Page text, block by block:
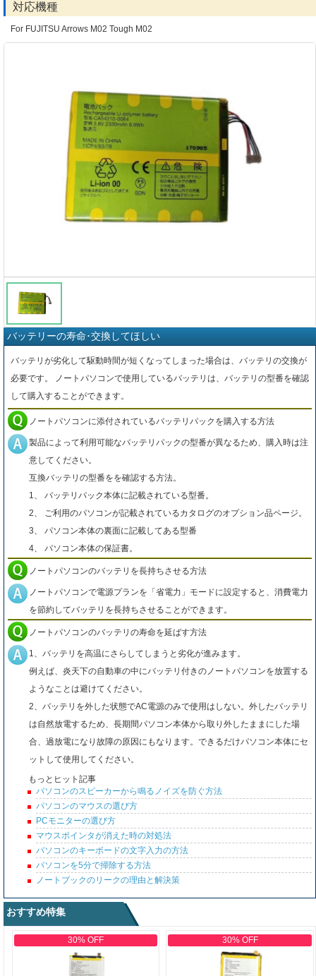
対応機種
For FUJITSU Arrows M02 Tough M02
バッテリーの寿命･交換してほしい
バッテリが劣化して駆動時間が短くなってしまった場合は、バッテリの交換が
必要です。 ノートパソコンで使用しているバッテリは、バッテリの型番を確認
して購入することができます。
ノートパソコンに添付されているバッテリパックを購入する方法
製品によって利用可能なバッテリパックの型番が異なるため、購入時は注
意してください。
互換バッテリの型番をを確認する方法。
1、 バッテリパック本体に記載されている型番。
2、 ご利用のパソコンが記載されているカタログのオプション品ページ。
3、 パソコン本体の裏面に記載してある型番
4、 パソコン本体の保証書。
ノートパソコンのバッテリを長持ちさせる方法
ノートパソコンで電源プランを「省電力」モードに設定すると、消費電力
を節約してバッテリを長持ちさせることができます。
ノートパソコンのバッテリの寿命を延ばす方法
1、バッテリを高温にさらしてしまうと劣化が進みます。
例えば、炎天下の自動車の中にバッテリ付きのノートパソコンを放置する
ようなことは避けてください。
2、バッテリを外した状態でAC電源のみで使用はしない。外したバッテリ
は自然放電するため、長期間パソコン本体から取り外したままにした場
合、過放電になり故障の原因にもなります。できるだけパソコン本体にセ
ットして使用してください。
もっとヒット記事
パソコンのスピーカーから鳴るノイズを防ぐ方法
パソコンのマウスの選び方
PCモニターの選び方
マウスポインタが消えた時の対処法
パソコンのキーボードの文字入力の方法
パソコンを5分で掃除する方法
ノートブックのリークの理由と解決策
おすすめ特集
30% OFF 30% OFF